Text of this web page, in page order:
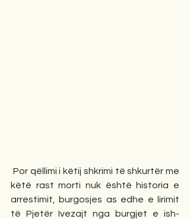
Por qëllimi i këtij shkrimi të shkurtër me
këtë rast morti nuk është historia e
arrestimit, burgosjes as edhe e lirimit
të Pjetër Ivezajt nga burgjet e ish-